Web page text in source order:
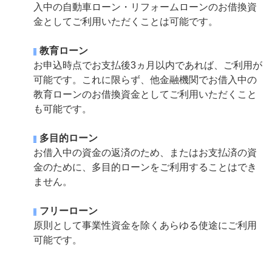
入中の自動車ローン・リフォームローンのお借換資
金としてご利用いただくことは可能です。
教育ローン
お申込時点でお支払後3ヵ月以内であれば、ご利用が
可能です。これに限らず、他金融機関でお借入中の
教育ローンのお借換資金としてご利用いただくこと
も可能です。
多目的ローン
お借入中の資金の返済のため、またはお支払済の資
金のために、多目的ローンをご利用することはでき
ません。
フリーローン
原則として事業性資金を除くあらゆる使途にご利用
可能です。